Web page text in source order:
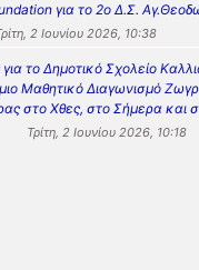
για το 2ο Δ.Σ.
2 Ιουνίου 2026, 10:38
για το Δημοτικό Σχολείο
Μαθητικό Διαγωνισμό
στο Χθες, στο Σήμερα και
Τρίτη, 2 Ιουνίου 2026, 10:18